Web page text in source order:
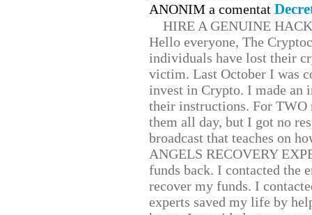
ANONIM a comentat
HIRE A GENUINE
Hello everyone, The
individuals have lost their
victim. Last October I was
invest in Crypto. I made
their instructions. For TWO
them all day, but I got no
broadcast that teaches on
ANGELS RECOVERY
funds back. I contacted the
recover my funds. I
experts saved my life by